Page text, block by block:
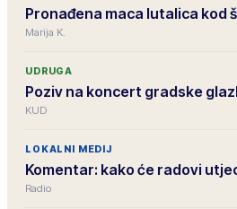
Pronađena maca lutalica kod
Marija K.
UDRUGA
Poziv na koncert gradske
KUD
LOKALNI MEDIJ
Komentar: kako će radovi
Radio